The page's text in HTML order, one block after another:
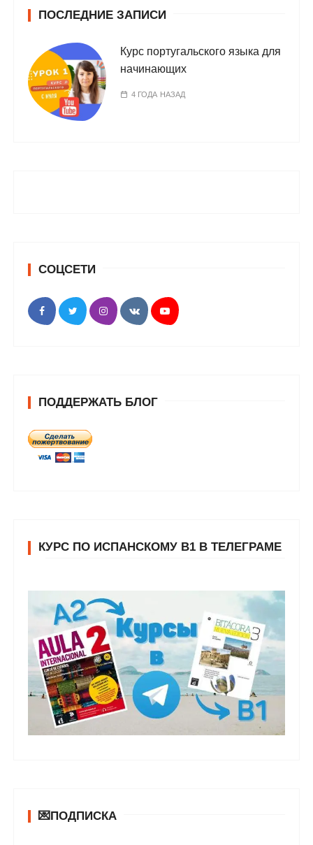
ПОСЛЕДНИЕ ЗАПИСИ
Курс португальского языка для
начинающих
4 ГОДА НАЗАД
СОЦСЕТИ
ПОДДЕРЖАТЬ БЛОГ
КУРС ПО ИСПАНСКОМУ В1 В ТЕЛЕГРАМЕ
💌ПОДПИСКА